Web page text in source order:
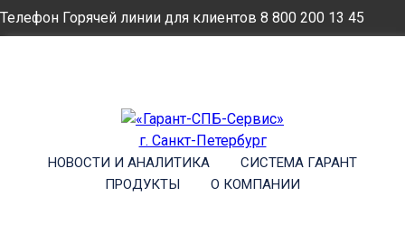
Телефон Горячей линии для клиентов 8 800 200 13 45
НОВОСТИ И АНАЛИТИКА
СИСТЕМА ГАРАНТ
ПРОДУКТЫ
О КОМПАНИИ